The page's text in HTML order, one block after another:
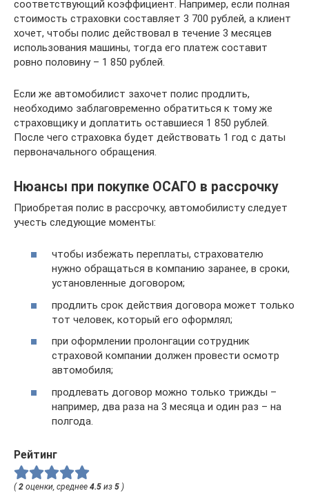
соответствующий коэффициент. Например, если полная
стоимость страховки составляет 3 700 рублей, а клиент
хочет, чтобы полис действовал в течение 3 месяцев
использования машины, тогда его платеж составит
ровно половину – 1 850 рублей.
Если же автомобилист захочет полис продлить,
необходимо заблаговременно обратиться к тому же
страховщику и доплатить оставшиеся 1 850 рублей.
После чего страховка будет действовать 1 год с даты
первоначального обращения.
Нюансы при покупке ОСАГО в рассрочку
Приобретая полис в рассрочку, автомобилисту следует
учесть следующие моменты:
чтобы избежать переплаты, страхователю
нужно обращаться в компанию заранее, в сроки,
установленные договором;
продлить срок действия договора может только
тот человек, который его оформлял;
при оформлении пролонгации сотрудник
страховой компании должен провести осмотр
автомобиля;
продлевать договор можно только трижды –
например, два раза на 3 месяца и один раз – на
полгода.
Рейтинг
( 2 оценки, среднее 4.5 из 5 )